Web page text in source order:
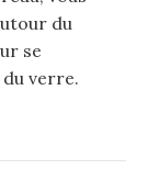
du
se
verre.